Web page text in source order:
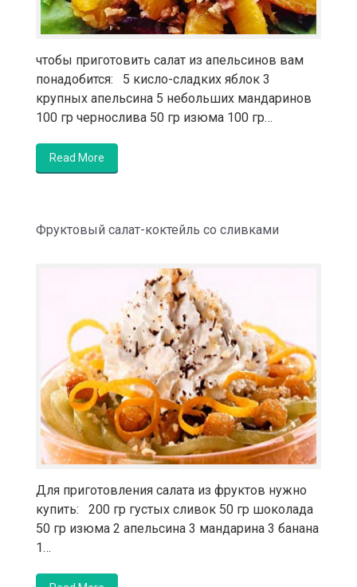
чтобы приготовить салат из апельсинов вам
понадобится: 5 кисло-сладких яблок 3
крупных апельсина 5 небольших мандаринов
100 гр чернослива 50 гр изюма 100 гр…
Read More
Фруктовый салат-коктейль со сливками
Для приготовления салата из фруктов нужно
купить: 200 гр густых сливок 50 гр шоколада
50 гр изюма 2 апельсина 3 мандарина 3 банана
1…